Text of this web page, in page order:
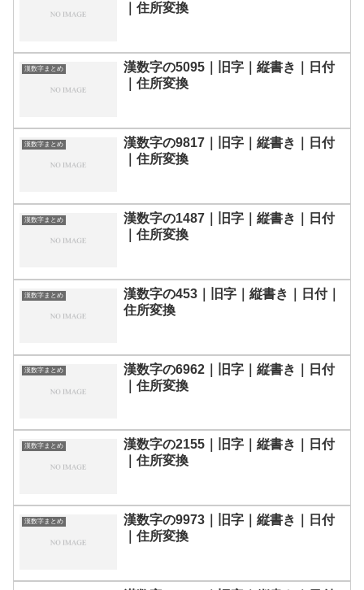
｜住所変換
漢数字まとめ
漢数字の5095｜旧字｜縦書き｜日付
｜住所変換
漢数字まとめ
漢数字の9817｜旧字｜縦書き｜日付
｜住所変換
漢数字まとめ
漢数字の1487｜旧字｜縦書き｜日付
｜住所変換
漢数字まとめ
漢数字の453｜旧字｜縦書き｜日付｜
住所変換
漢数字まとめ
漢数字の6962｜旧字｜縦書き｜日付
｜住所変換
漢数字まとめ
漢数字の2155｜旧字｜縦書き｜日付
｜住所変換
漢数字まとめ
漢数字の9973｜旧字｜縦書き｜日付
｜住所変換